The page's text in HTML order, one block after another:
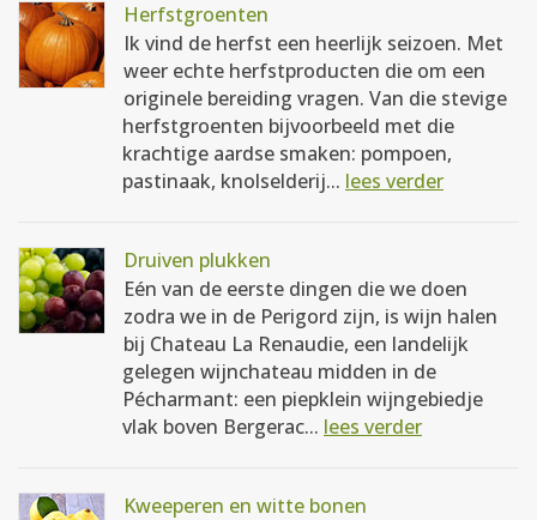
Herfstgroenten
Ik vind de herfst een heerlijk seizoen. Met
weer echte herfstproducten die om een
originele bereiding vragen. Van die stevige
herfstgroenten bijvoorbeeld met die
krachtige aardse smaken: pompoen,
pastinaak, knolselderij... lees verder
Druiven plukken
Eén van de eerste dingen die we doen
zodra we in de Perigord zijn, is wijn halen
bij Chateau La Renaudie, een landelijk
gelegen wijnchateau midden in de
Pécharmant: een piepklein wijngebiedje
vlak boven Bergerac... lees verder
Kweeperen en witte bonen